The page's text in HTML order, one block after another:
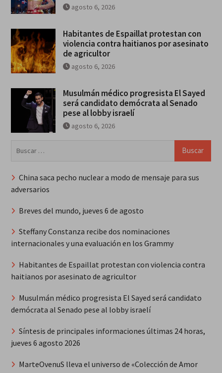
agosto 6, 2026
Habitantes de Espaillat protestan con
violencia contra haitianos por asesinato
de agricultor
agosto 6, 2026
Musulmán médico progresista El Sayed
será candidato demócrata al Senado
pese al lobby israelí
agosto 6, 2026
China saca pecho nuclear a modo de mensaje para sus
adversarios
Breves del mundo, jueves 6 de agosto
Steffany Constanza recibe dos nominaciones
internacionales y una evaluación en los Grammy
Habitantes de Espaillat protestan con violencia contra
haitianos por asesinato de agricultor
Musulmán médico progresista El Sayed será candidato
demócrata al Senado pese al lobby israelí
Síntesis de principales informaciones últimas 24 horas,
jueves 6 agosto 2026
MarteOvenuS lleva el universo de «Colección de Amor